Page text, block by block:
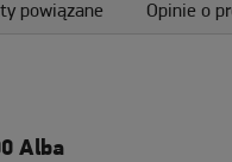
powiązane Opinie o
Alba